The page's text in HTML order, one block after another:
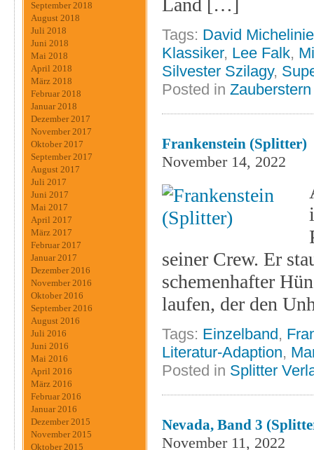
September 2018
August 2018
Juli 2018
Juni 2018
Mai 2018
April 2018
März 2018
Februar 2018
Januar 2018
Dezember 2017
November 2017
Oktober 2017
September 2017
August 2017
Juli 2017
Juni 2017
Mai 2017
April 2017
März 2017
Februar 2017
Januar 2017
Dezember 2016
November 2016
Oktober 2016
September 2016
August 2016
Juli 2016
Juni 2016
Mai 2016
April 2016
März 2016
Februar 2016
Januar 2016
Dezember 2015
November 2015
Oktober 2015
Land […]
Tags: David Michelinie
Klassiker, Lee Falk,
Silvester Szilagy,
Posted in Zauberstern
Frankenstein (Splitter)
November 14, 2022
seiner Crew. Er
schemenhafter
laufen, der den
Tags: Einzelband,
Literatur-Adaption,
Posted in Splitter
Nevada, Band 3
November 11, 2022